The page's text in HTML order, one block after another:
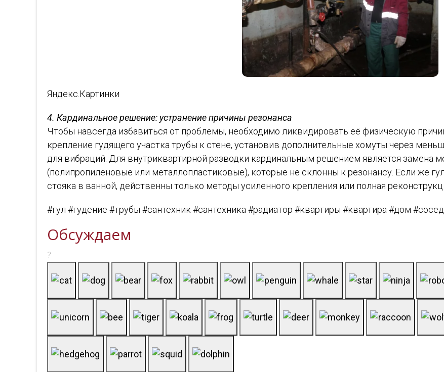
Яндекс.Картинки
4. Кардинальное решение: устранение причины резонанса
Чтобы навсегда избавиться от проблемы, необходимо ликвидировать её физическую
крепление гудящего участка трубы к стене, установив дополнительные хомуты через
для вибраций. Для внутриквартирной разводки кардинальным решением является замена
(полипропиленовые или металлопластиковые), которые не склонны к резонансу. Если же гул
стояка в ванной, действенны только методы усиленного крепления или полная
#гул #гудение #трубы #сантехник #сантехника #радиатор #квартиры #квартира #дом
Обсуждаем
?